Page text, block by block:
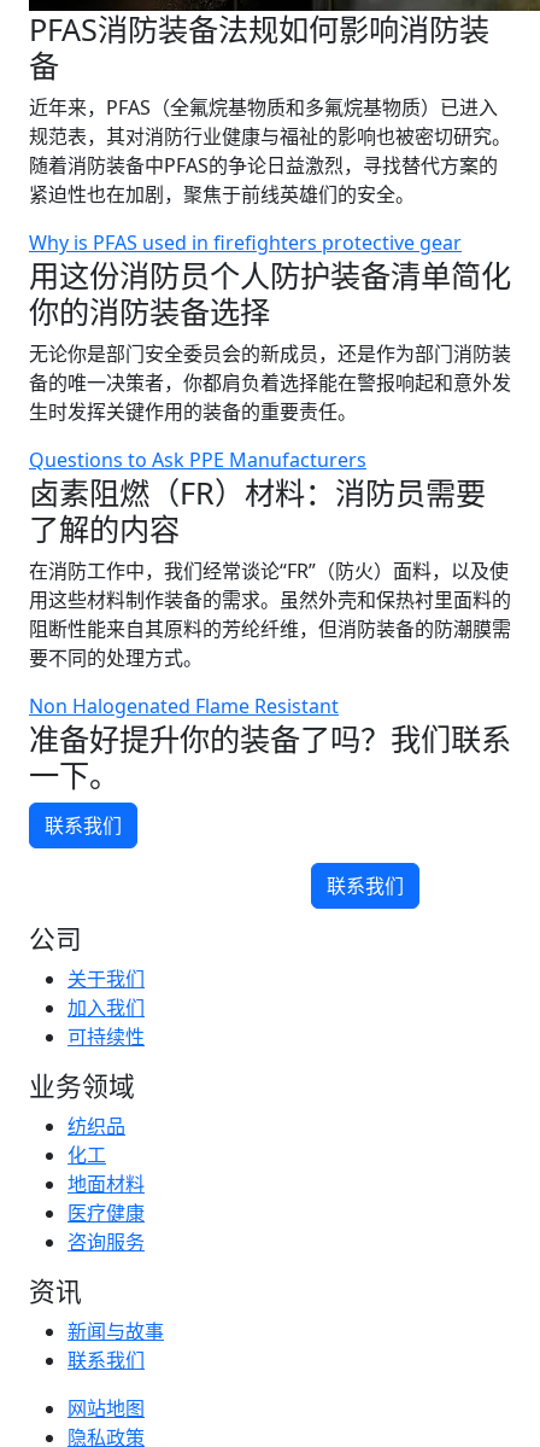
PFAS消防装备法规如何影响消防装
备
近年来，PFAS（全氟烷基物质和多氟烷基物质）已进入
规范表，其对消防行业健康与福祉的影响也被密切研究。
随着消防装备中PFAS的争论日益激烈，寻找替代方案的
紧迫性也在加剧，聚焦于前线英雄们的安全。
Why is PFAS used in firefighters protective gear
用这份消防员个人防护装备清单简化
你的消防装备选择
无论你是部门安全委员会的新成员，还是作为部门消防装
备的唯一决策者，你都肩负着选择能在警报响起和意外发
生时发挥关键作用的装备的重要责任。
Questions to Ask PPE Manufacturers
卤素阻燃（FR）材料：消防员需要
了解的内容
在消防工作中，我们经常谈论“FR”（防火）面料，以及使
用这些材料制作装备的需求。虽然外壳和保热衬里面料的
阻断性能来自其原料的芳纶纤维，但消防装备的防潮膜需
要不同的处理方式。
Non Halogenated Flame Resistant
准备好提升你的装备了吗？我们联系
一下。
联系我们
联系我们
公司
关于我们
加入我们
可持续性
业务领域
纺织品
化工
地面材料
医疗健康
咨询服务
资讯
新闻与故事
联系我们
网站地图
隐私政策